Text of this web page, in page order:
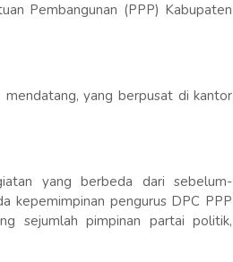
Pembangunan (PPP) Kabupaten
mendatang, yang berpusat di kantor
yang berbeda dari sebelum-
kepemimpinan pengurus DPC PPP
sejumlah pimpinan partai politik,